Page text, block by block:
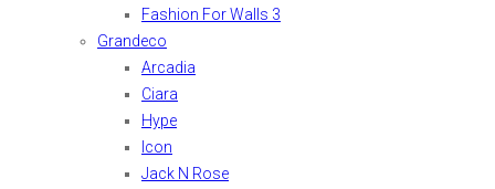
Fashion For Walls 3
Grandeco
Arcadia
Ciara
Hype
Icon
Jack N Rose